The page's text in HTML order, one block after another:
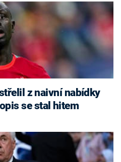
z naivní nabídky
se stal hitem